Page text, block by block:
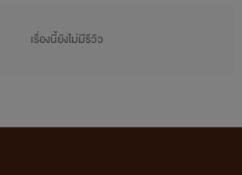
เรื่องนี้ยังไม่มีรีวิว